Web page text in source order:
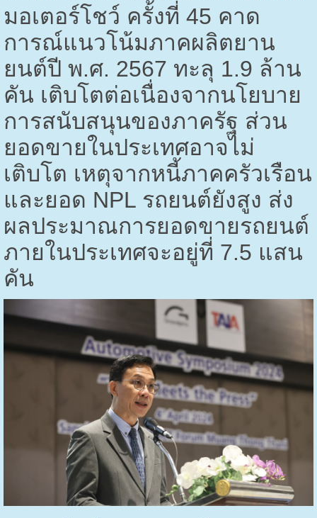
มอเตอร์โชว์ ครั้งที่ 45 คาด
การณ์แนวโน้มภาคผลิตยาน
ยนต์ปี พ.ศ. 2567 ทะลุ 1.9 ล้าน
คัน เติบโตต่อเนื่องจากนโยบาย
การสนับสนุนของภาครัฐ ส่วน
ยอดขายในประเทศอาจไม่
เติบโต เหตุจากหนี้ภาคครัวเรือน
และยอด NPL รถยนต์ยังสูง ส่ง
ผลประมาณการยอดขายรถยนต์
ภายในประเทศจะอยู่ที่ 7.5 แสน
คัน